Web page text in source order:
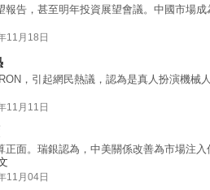
告，甚至明年投資展望會議。中國市場成
11月18日
，引起網民熱議，認為是真人扮演機械
11月11日
面。瑞銀認為，中美關係改善為市場注入
11月04日